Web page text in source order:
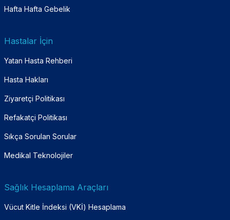
Hafta Hafta Gebelik
Hastalar İçin
Yatan Hasta Rehberi
Hasta Hakları
Ziyaretçi Politikası
Refakatçi Politikası
Sıkça Sorulan Sorular
Medikal Teknolojiler
Sağlık Hesaplama Araçları
Vücut Kitle İndeksi (VKİ) Hesaplama